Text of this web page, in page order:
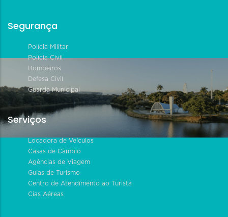
Segurança
Polícia Militar
Polícia Civil
Bombeiros
Defesa Civil
Guarda Municipal
Serviços
Locadora de Veículos
Casas de Câmbio
Agências de Viagem
Guias de Turismo
Centro de Atendimento ao Turista
Cias Aéreas